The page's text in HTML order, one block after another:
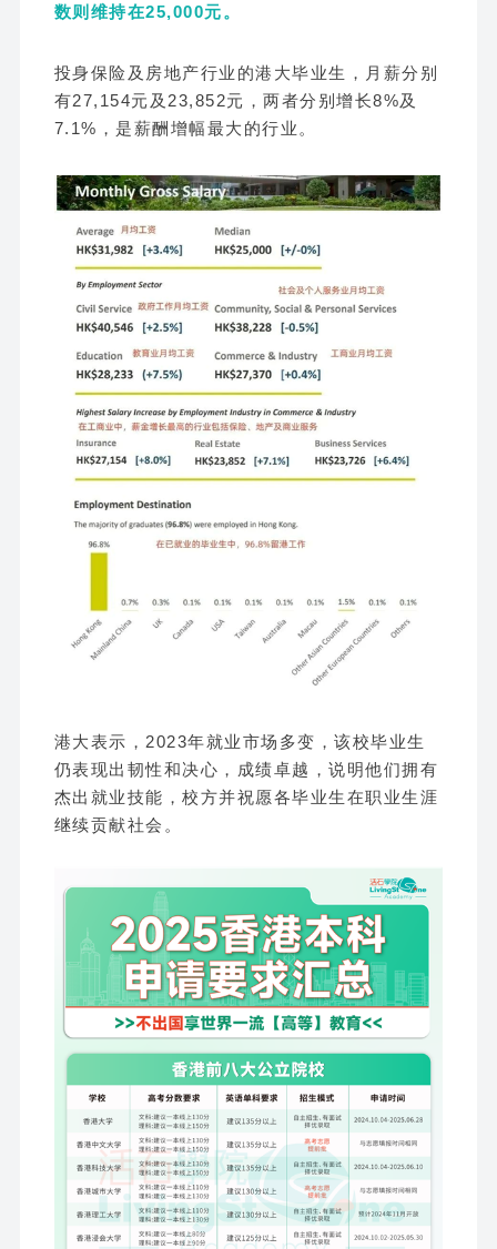
数则维持在25,000元。
投身保险及房地产行业的港大毕业生，月薪分别
有27,154元及23,852元，两者分别增长8%及
7.1%，是薪酬增幅最大的行业。
港大表示，2023年就业市场多变，该校毕业生
仍表现出韧性和决心，成绩卓越，说明他们拥有
杰出就业技能，校方并祝愿各毕业生在职业生涯
继续贡献社会。